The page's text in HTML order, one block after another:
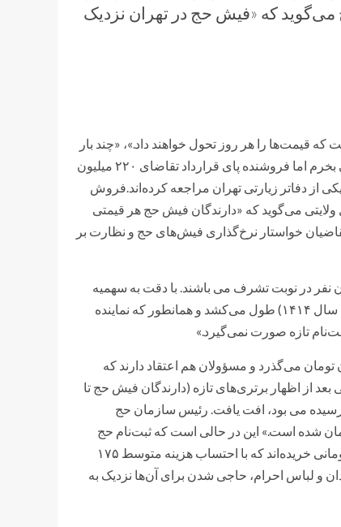
می‌گوید که «فیش حج در تهران نزدیک
قیمت‌ها را هر روز تحول خواهند داد.»، «چند بار
برای خرید فیش حج به دفاتر زیارتی رفتم قرار شد فیش ۱۸۰ میلیون تومانی بخرم اما فروشنده پای قرارداد تقاضای ۲۲۰ میلیون
از دفاتر زیارتی تهران مراجعه کرده‌اند.فروش
می‌گوید که «دارندگان فیش حج هر قیمتی
خواستار نرخ‌گذاری فیش‌های حج و نظارت بر
میلیون نفر در نوبت تشرف می باشند. با دقت به سهمیه
نزدیک به ۸۰ هزار نفری ایران، اعزام دارندگان فیش تا ۱۲ سال دیگر (یعنی تا سال ۱۴۱۴) طول می‌کشد و همانطور که نماینده
تازه صورت نمی‌گیرد.»
۵۰۰ هزار تومان و یک میلیون تومان می‌گذرد و مسؤولان هم اعتقاد دارند که
از اظهار برتری‌های تازه (دارندگان فیش حج تا
استان‌ها که تا ۴۰۰ میلیون تومان هم رسیده می بود، افت یافت. رئیس سازمان حج
که «فیش حج در تهران نزدیک به ۱۲۰ میلیون تومان شده است.» این در حالی است که ثبت‌نام حج
۱۴۰۳ به آخر رسیده و برخی از زائران حج آینده فیش بیشتر از ۲۵۰ میلیون ‌تومانی خریده‌اند که با احتساب هزینه متوسط ۱۷۵
و لباس احرام، حاجی شدن برای آن‌ها نزدیک به